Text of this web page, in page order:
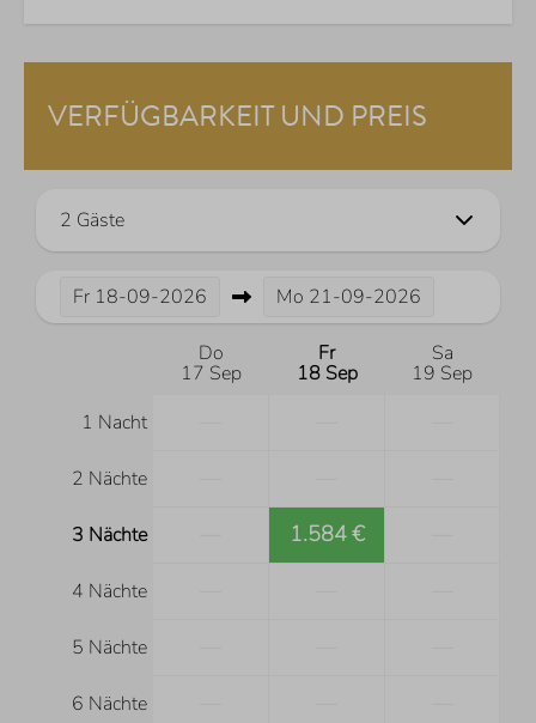
VERFÜGBARKEIT UND PREIS
2 Gäste
Fr 18-09-2026 Mo 21-09-2026
Do
17 Sep
Fr
18 Sep
Sa
19 Sep
1 Nacht
2 Nächte
3 Nächte 1.584 €
4 Nächte
5 Nächte
6 Nächte